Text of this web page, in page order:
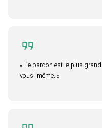
« Le pardon est le plus
vous-même. »